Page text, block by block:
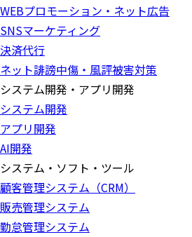
WEBプロモーション・ネット広告
SNSマーケティング
決済代行
ネット誹謗中傷・風評被害対策
システム開発・アプリ開発
システム開発
アプリ開発
AI開発
システム・ソフト・ツール
顧客管理システム（CRM）
販売管理システム
勤怠管理システム